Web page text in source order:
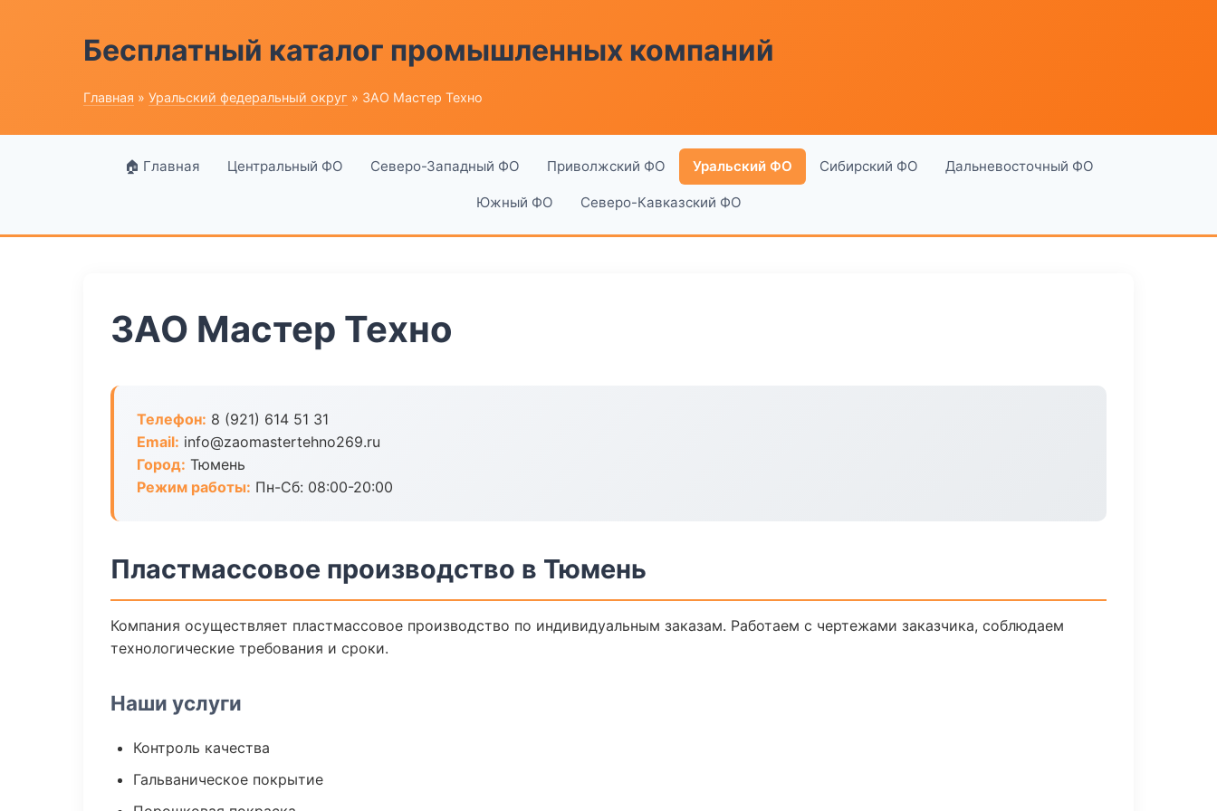
Бесплатный каталог промышленных компаний
Главная » Уральский федеральный округ » ЗАО Мастер Техно
🏠 Главная Центральный ФО Северо-Западный ФО Приволжский ФО Уральский ФО Сибирский ФО Дальневосточный ФО
Южный ФО Северо-Кавказский ФО
ЗАО Мастер Техно
Телефон: 8 (921) 614 51 31
Email: info@zaomastertehno269.ru
Город: Тюмень
Режим работы: Пн-Сб: 08:00-20:00
Пластмассовое производство в Тюмень
Компания осуществляет пластмассовое производство по индивидуальным заказам. Работаем с чертежами заказчика, соблюдаем
технологические требования и сроки.
Наши услуги
Контроль качества
Гальваническое покрытие